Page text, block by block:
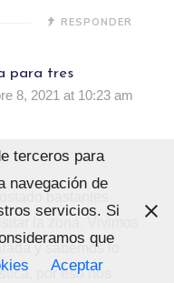
RESPONDER
para tres
8, 2021 at 10:23 am
bastantes
la zona. Vivimos
y sabemos lo
por eso nos
terceros para
navegación de
servicios. Si
que
Aceptar